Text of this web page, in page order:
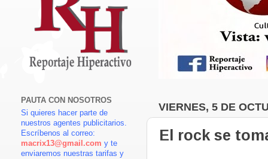
VIERNES, 5 DE
El rock se
PAUTA CON NOSOTROS
Si quieres hacer parte de
nuestros agentes publicitarios.
Escríbenos al correo:
macrix13@gmail.com y te
enviaremos nuestras tarifas y